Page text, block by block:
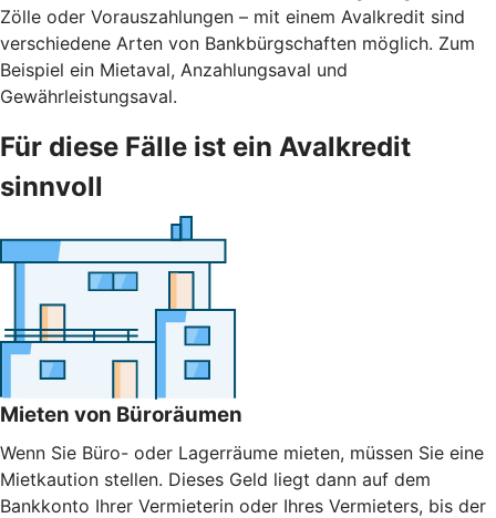
Zölle oder Vorauszahlungen – mit einem Avalkredit sind
verschiedene Arten von Bankbürgschaften möglich. Zum
Beispiel ein Mietaval, Anzahlungsaval und
Gewährleistungsaval.
Für diese Fälle ist ein Avalkredit
sinnvoll
Mieten von Büroräumen
Wenn Sie Büro- oder Lagerräume mieten, müssen Sie eine
Mietkaution stellen. Dieses Geld liegt dann auf dem
Bankkonto Ihrer Vermieterin oder Ihres Vermieters, bis der